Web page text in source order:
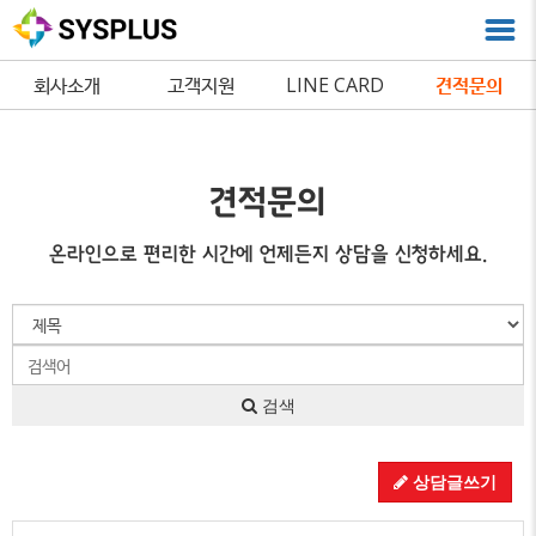
회사소개 고객지원 LINE CARD 견적문의
견적문의
온라인으로 편리한 시간에 언제든지 상담을 신청하세요.
검색
상담글쓰기